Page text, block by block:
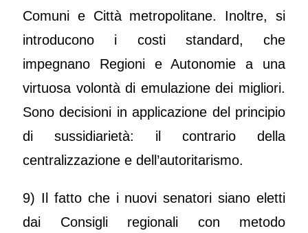
Comuni e Città metropolitane. Inoltre, si
introducono i costi standard, che
impegnano Regioni e Autonomie a una
virtuosa volontà di emulazione dei migliori.
Sono decisioni in applicazione del principio
di sussidiarietà: il contrario della
centralizzazione e dell’autoritarismo.
9) Il fatto che i nuovi senatori siano eletti
dai Consigli regionali con metodo